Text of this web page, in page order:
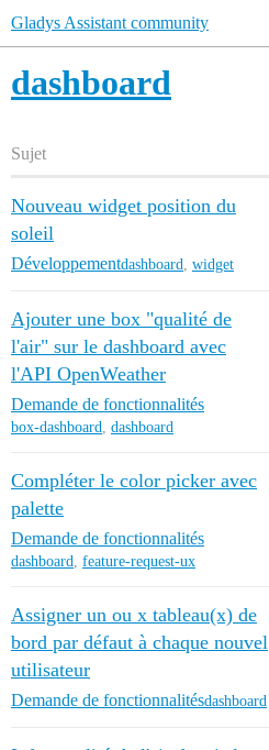
Gladys Assistant community
dashboard
Sujet
Nouveau widget position du
soleil
Développementdashboard widget
Ajouter une box "qualité de
l'air" sur le dashboard avec
l'API OpenWeather
Demande de fonctionnalités
box-dashboard, dashboard
Compléter le color picker avec
palette
Demande de fonctionnalités
dashboard, feature-request-ux
Assigner un ou x tableau(x) de
bord par défaut à chaque nouvel
utilisateur
Demande de fonctionnalitésdashboard